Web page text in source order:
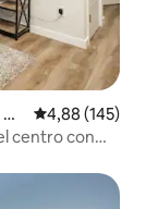
Calificación
4,88 (145)
centro con